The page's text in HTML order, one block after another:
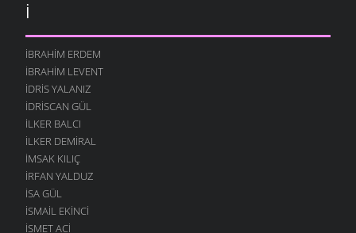
İ
İBRAHIM ERDEM
İBRAHIM LEVENT
İDRIS YALANIZ
IDRISCAN GÜL
İLKER BALCI
İLKER DEMIRAL
İMSAK KILIÇ
İRFAN YALDUZ
ISA GÜL
ISMAIL EKINCI
İSMET ACI